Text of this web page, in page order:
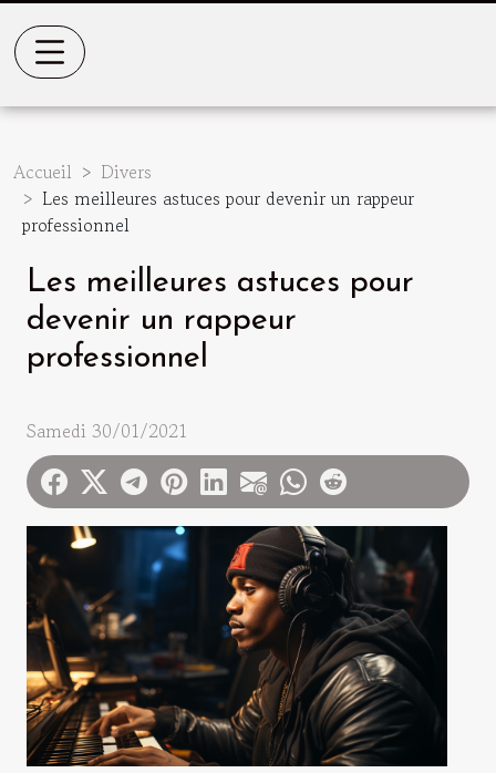
Accueil
Divers
Les meilleures astuces pour devenir un rappeur
professionnel
Les meilleures astuces pour
devenir un rappeur
professionnel
Samedi 30/01/2021